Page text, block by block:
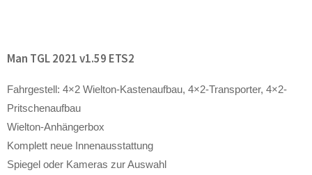
Man TGL 2021 v1.59 ETS2
Fahrgestell: 4×2 Wielton-Kastenaufbau, 4×2-Transporter, 4×2-
Pritschenaufbau
Wielton-Anhängerbox
Komplett neue Innenausstattung
Spiegel oder Kameras zur Auswahl